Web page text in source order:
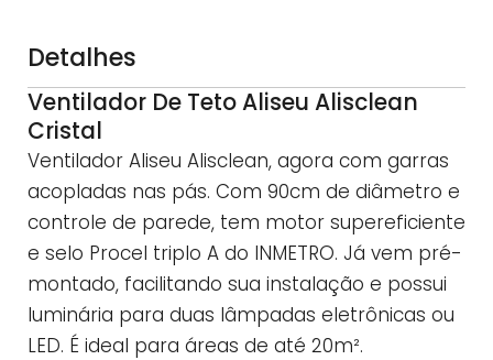
Detalhes
Ventilador De Teto Aliseu Alisclean
Cristal
Ventilador Aliseu Alisclean, agora com garras
acopladas nas pás. Com 90cm de diâmetro e
controle de parede, tem motor supereficiente
e selo Procel triplo A do INMETRO. Já vem pré-
montado, facilitando sua instalação e possui
luminária para duas lâmpadas eletrônicas ou
LED. É ideal para áreas de até 20m².